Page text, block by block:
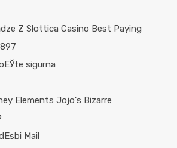
Z Slottica Casino Best Paying
sigurna
Elements Jojo's Bizarre
Mail